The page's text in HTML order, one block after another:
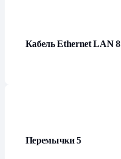
Кабель Ethernet LAN8
Перемычки5